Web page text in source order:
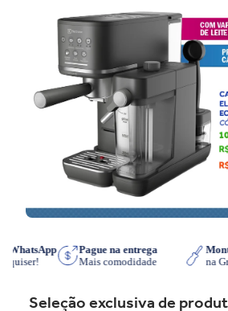
no WhatsApp
que quiser!
Pague na entrega
Mais comodidade
Seleção exclusiva de